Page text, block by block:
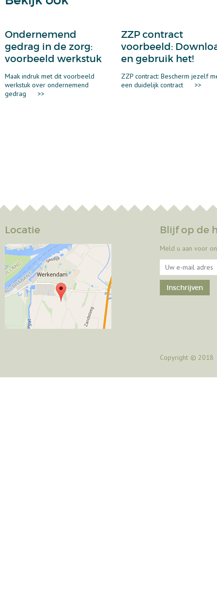
Ondernemend
gedrag in de zorg:
voorbeeld werkstuk
Maak indruk met dit voorbeeld
werkstuk over ondernemend
gedrag
>>
ZZP contract
voorbeeld:
en gebruik het!
ZZP contract: Bescherm jezelf
een duidelijk contract
>>
Locatie Blijf op de
Meld u aan voor
Copyright © 2018